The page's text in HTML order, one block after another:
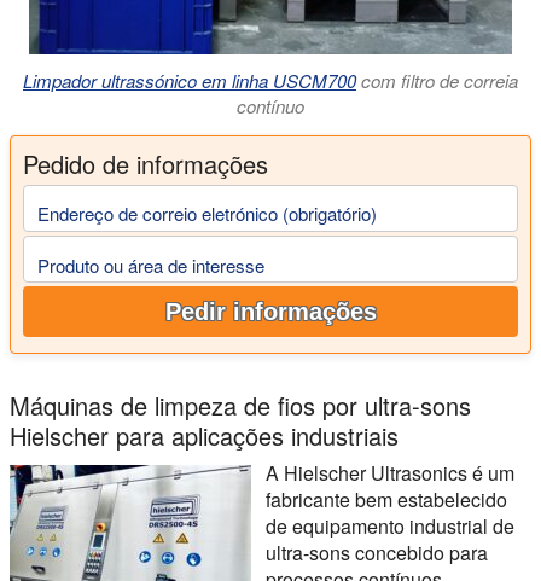
Limpador ultrassónico em linha USCM700com filtro de correia
contínuo
Pedido de informações
Endereço de correio eletrónico (obrigatório)
Produto ou área de interesse
Pedir informações
Máquinas de limpeza de fios por ultra-sons
Hielscher para aplicações industriais
A Hielscher Ultrasonics é um
fabricante bem estabelecido
de equipamento industrial de
ultra-sons concebido para